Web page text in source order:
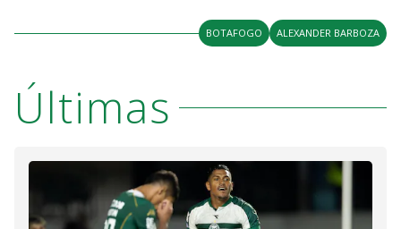
BOTAFOGO ALEXANDER BARBOZA
Últimas